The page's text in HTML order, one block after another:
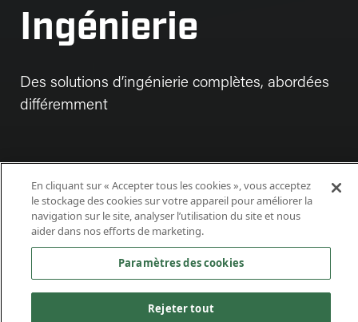
Ingénierie
Des solutions d’ingénierie complètes, abordées
différemment
En cliquant sur « Accepter tous les cookies », vous acceptez
le stockage des cookies sur votre appareil pour améliorer la
navigation sur le site, analyser l’utilisation du site et nous
aider dans nos efforts de marketing.
Paramètres des cookies
Rejeter tout